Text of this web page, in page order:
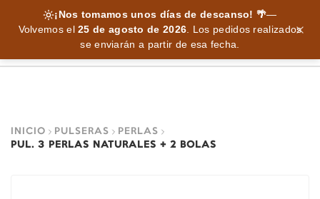
¡Nos tomamos unos días de descanso! 🌴—
Volvemos el25 de agosto de 2026. Los pedidos realizados
se enviarán a partir de esa fecha.
INICIO PULSERAS
PERLAS
PUL. 3 PERLAS NATURALES + 2 BOLAS